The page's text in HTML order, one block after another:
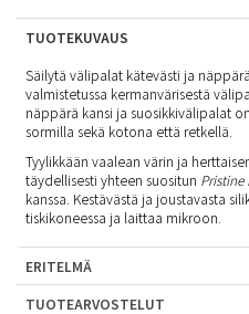
TUOTEKUVAUS
Säilytä välipalat kätevästi ja
valmistetussa kermanvärisestä
näppärä kansi ja suosikkivälipalat
sormilla sekä kotona että retkellä.
Tyylikkään vaalean värin ja
täydellisesti yhteen suositun Pristine
kanssa. Kestävästä ja joustavasta
tiskikoneessa ja laittaa mikroon.
ERITELMÄ
TUOTEARVOSTELUT